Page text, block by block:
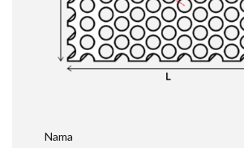
Nama